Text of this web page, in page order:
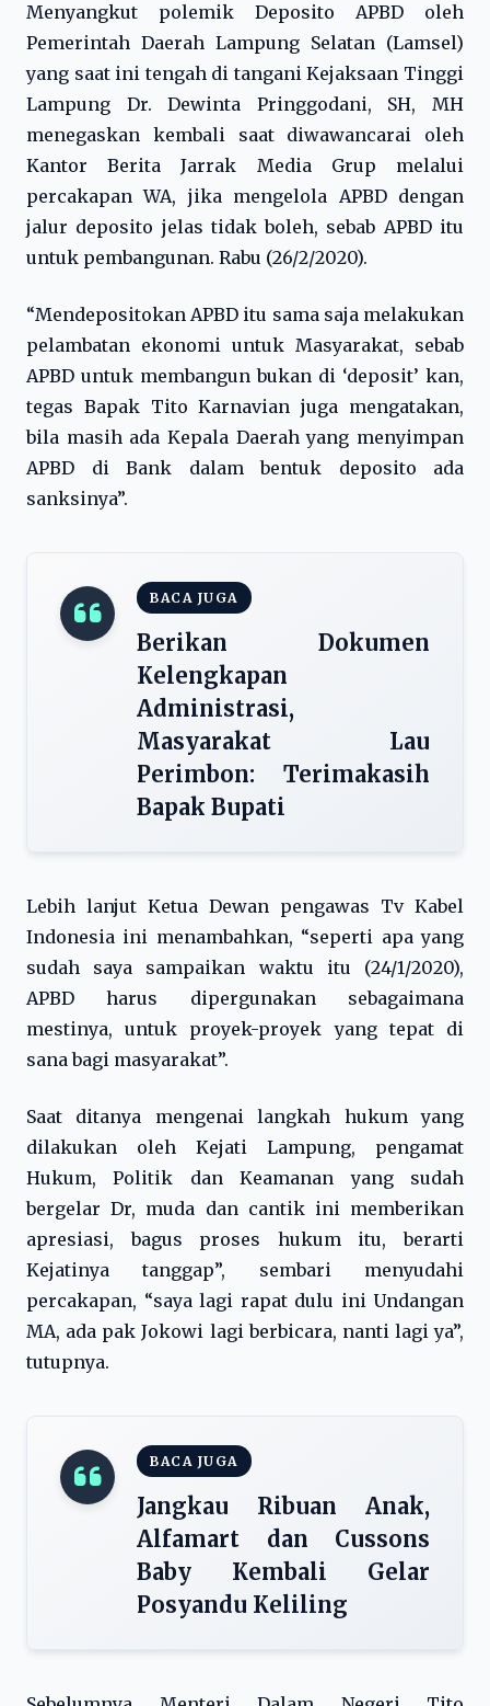
Menyangkut polemik Deposito APBD oleh
Pemerintah Daerah Lampung Selatan (Lamsel)
yang saat ini tengah di tangani Kejaksaan Tinggi
Lampung Dr. Dewinta Pringgodani, SH, MH
menegaskan kembali saat diwawancarai oleh
Kantor Berita Jarrak Media Grup melalui
percakapan WA, jika mengelola APBD dengan
jalur deposito jelas tidak boleh, sebab APBD itu
untuk pembangunan. Rabu (26/2/2020).
“Mendepositokan APBD itu sama saja melakukan
pelambatan ekonomi untuk Masyarakat, sebab
APBD untuk membangun bukan di ‘deposit’ kan,
tegas Bapak Tito Karnavian juga mengatakan,
bila masih ada Kepala Daerah yang menyimpan
APBD di Bank dalam bentuk deposito ada
sanksinya”.
BACA JUGA
Berikan Dokumen
Kelengkapan
Administrasi,
Masyarakat Lau
Perimbon: Terimakasih
Bapak Bupati
Lebih lanjut Ketua Dewan pengawas Tv Kabel
Indonesia ini menambahkan, “seperti apa yang
sudah saya sampaikan waktu itu (24/1/2020),
APBD harus dipergunakan sebagaimana
mestinya, untuk proyek-proyek yang tepat di
sana bagi masyarakat”.
Saat ditanya mengenai langkah hukum yang
dilakukan oleh Kejati Lampung, pengamat
Hukum, Politik dan Keamanan yang sudah
bergelar Dr, muda dan cantik ini memberikan
apresiasi, bagus proses hukum itu, berarti
Kejatinya tanggap”, sembari menyudahi
percakapan, “saya lagi rapat dulu ini Undangan
MA, ada pak Jokowi lagi berbicara, nanti lagi ya”,
tutupnya.
BACA JUGA
Jangkau Ribuan Anak,
Alfamart dan Cussons
Baby Kembali Gelar
Posyandu Keliling